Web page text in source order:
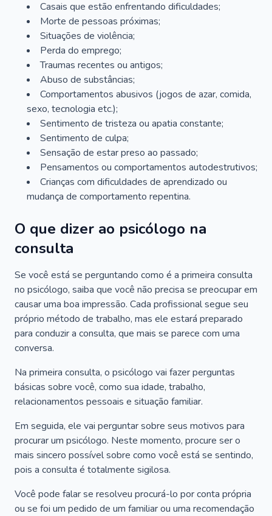
Casais que estão enfrentando dificuldades;
Morte de pessoas próximas;
Situações de violência;
Perda do emprego;
Traumas recentes ou antigos;
Abuso de substâncias;
Comportamentos abusivos (jogos de azar, comida,
sexo, tecnologia etc.);
Sentimento de tristeza ou apatia constante;
Sentimento de culpa;
Sensação de estar preso ao passado;
Pensamentos ou comportamentos autodestrutivos;
Crianças com dificuldades de aprendizado ou
mudança de comportamento repentina.
O que dizer ao psicólogo na
consulta
Se você está se perguntando como é a primeira consulta
no psicólogo, saiba que você não precisa se preocupar em
causar uma boa impressão. Cada profissional segue seu
próprio método de trabalho, mas ele estará preparado
para conduzir a consulta, que mais se parece com uma
conversa.
Na primeira consulta, o psicólogo vai fazer perguntas
básicas sobre você, como sua idade, trabalho,
relacionamentos pessoais e situação familiar.
Em seguida, ele vai perguntar sobre seus motivos para
procurar um psicólogo. Neste momento, procure ser o
mais sincero possível sobre como você está se sentindo,
pois a consulta é totalmente sigilosa.
Você pode falar se resolveu procurá-lo por conta própria
ou se foi um pedido de um familiar ou uma recomendação